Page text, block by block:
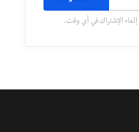
الإشتراك في أي وقت.